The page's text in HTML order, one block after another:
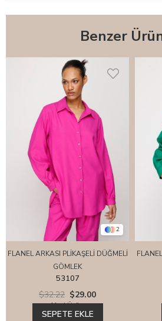
Benzer
2
FLANEL ARKASI PLİKAŞELİ DÜĞMELİ
GÖMLEK
53107
$29.00
$32.22
SEPETE EKLE
Yeni Ürün